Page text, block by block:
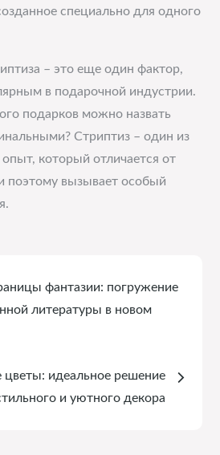
специально для одного
– это еще один фактор,
в подарочной индустрии.
подарков можно назвать
Стриптиз – один из
который отличается от
поэтому вызывает особый
фантазии: погружение
литературы в новом
цветы: идеальное решение
и уютного декора